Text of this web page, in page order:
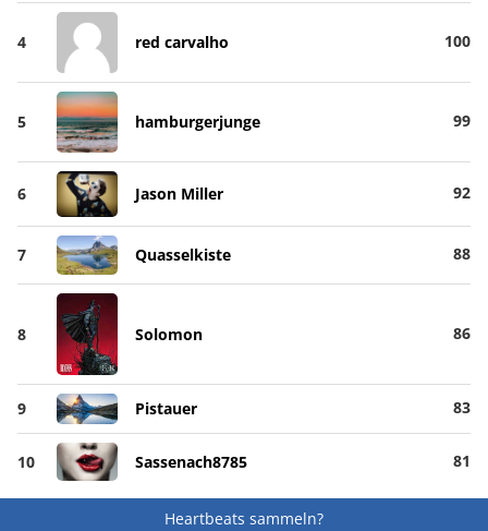
4 red carvalho 100
5 hamburgerjunge 99
6 Jason Miller 92
7 Quasselkiste 88
8 Solomon 86
9 Pistauer 83
10 Sassenach8785 81
Heartbeats sammeln?